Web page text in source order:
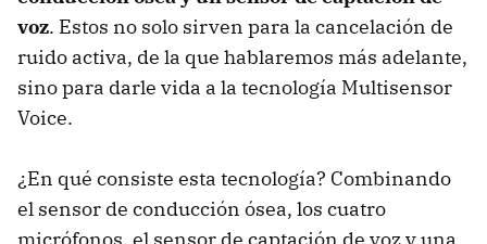
voz. Estos no solo sirven para la cancelación de
ruido activa, de la que hablaremos más adelante,
sino para darle vida a la tecnología Multisensor
Voice.
¿En qué consiste esta tecnología? Combinando
el sensor de conducción ósea, los cuatro
micrófonos, el sensor de captación de voz y una